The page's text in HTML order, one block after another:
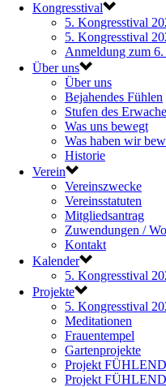
Kongresstival
5. Kongresstival
5. Kongresstival
Anmeldung zum
Über uns
Über uns
Bejahendes Fühlen
Stufen des
Was uns bewegt
Was haben wir
Historie
Verein
Vereinszwecke
Vereinsstatuten
Mitgliedsantrag
Zuwendungen /
Kontakt
Kalender
5. Kongresstival
Projekte
5. Kongresstival
Meditationen
Frauentempel
Gartenprojekte
Projekt
Projekt